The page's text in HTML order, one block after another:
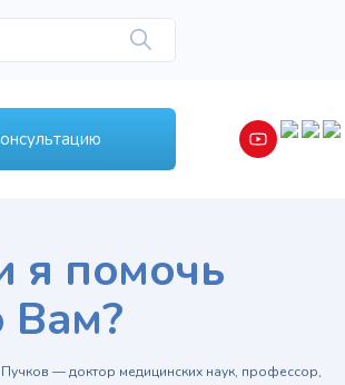
я помочь
Вам?
— доктор медицинских наук, профессор,